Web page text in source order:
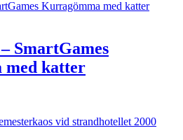
SmartGames
med katter